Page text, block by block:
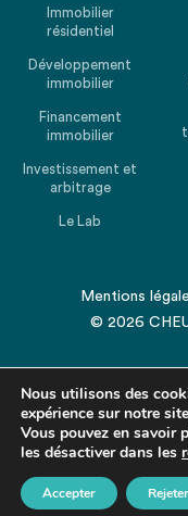
Partagez cet article
Immobilier
résidentiel
Développement
immobilier
Financement
immobilier
Investissement et
arbitrage
Le Lab
Mentions
© 2026
Nous utilisons des
expérience sur notre
Vous pouvez en savoir
les désactiver dans les
Accepter Rejeter